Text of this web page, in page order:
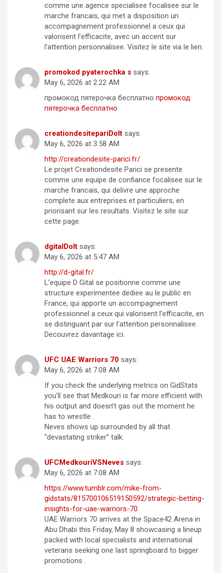
comme une agence specialisee focalisee sur le
marche francais, qui met a disposition un
accompagnement professionnel a ceux qui
valorisent l’efficacite, avec un accent sur
l’attention personnalisee. Visitez le site via le lien.
promokod pyaterochka s says:
May 6, 2026 at 2:22 AM
промокод пятерочка бесплатно промокод
пятерочка бесплатно
creationdesitepariDoIt says:
May 6, 2026 at 3:58 AM
http://creationdesite-parici.fr/
Le projet Creationdesite Parici se presente
comme une equipe de confiance focalisee sur le
marche francais, qui delivre une approche
complete aux entreprises et particuliers, en
priorisant sur les resultats. Visitez le site sur
cette page.
dgitalDoIt says:
May 6, 2026 at 5:47 AM
http://d-gital.fr/
L’equipe D Gital se positionne comme une
structure experimentee dediee au le public en
France, qui apporte un accompagnement
professionnel a ceux qui valorisent l’efficacite, en
se distinguant par sur l’attention personnalisee.
Decouvrez davantage ici.
UFC UAE Warriors 70 says:
May 6, 2026 at 7:08 AM
If you check the underlying metrics on GidStats
you’ll see that Medkouri is far more efficient with
his output and doesn’t gas out the moment he
has to wrestle .
Neves shows up surrounded by all that
“devastating striker” talk.
UFCMedkouriVSNeves says:
May 6, 2026 at 7:08 AM
https://www.tumblr.com/mike-from-
gidstats/815700106519150592/strategic-betting-
insights-for-uae-warriors-70
UAE Warriors 70 arrives at the Space42 Arena in
Abu Dhabi this Friday, May 8 showcasing a lineup
packed with local specialists and international
veterans seeking one last springboard to bigger
promotions .